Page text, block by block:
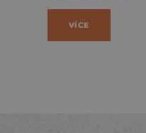
VÍCE